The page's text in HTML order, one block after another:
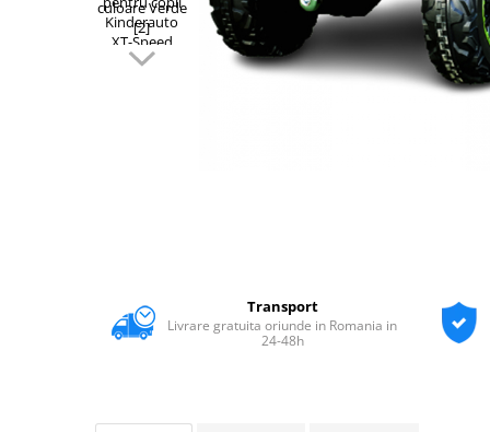
Transport
Livrare gratuita oriunde in Romania in
24-48h